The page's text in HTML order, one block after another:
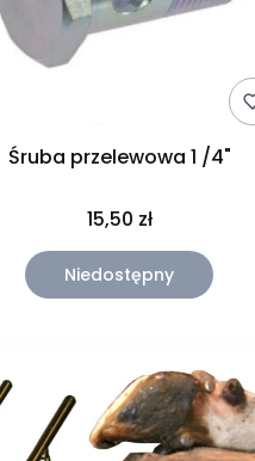
Śruba przelewowa 1 /4"
15,50 zł
Niedostępny